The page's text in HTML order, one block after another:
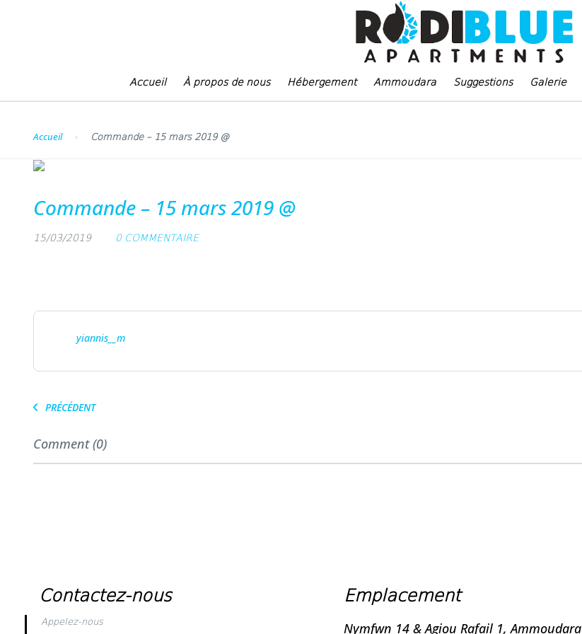
Accueil À propos de nous Hébergement Ammoudara Suggestions Galerie
Accueil Commande – 15 mars 2019 @
Commande – 15 mars 2019 @
15/03/2019 0 COMMENTAIRE
yiannis__m
PRÉCÉDENT
Comment (0)
Contactez-nous
Appelez-nous
Emplacement
Nymfwn 14 & Agiou Rafail 1, Ammoudara